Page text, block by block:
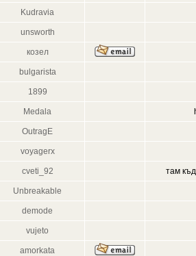
Kudravia
unsworth
козел
bulgarista
1899
Medala
OutragE
voyagerx
cveti_92 там
Unbreakable
demode
vujeto
amorkata